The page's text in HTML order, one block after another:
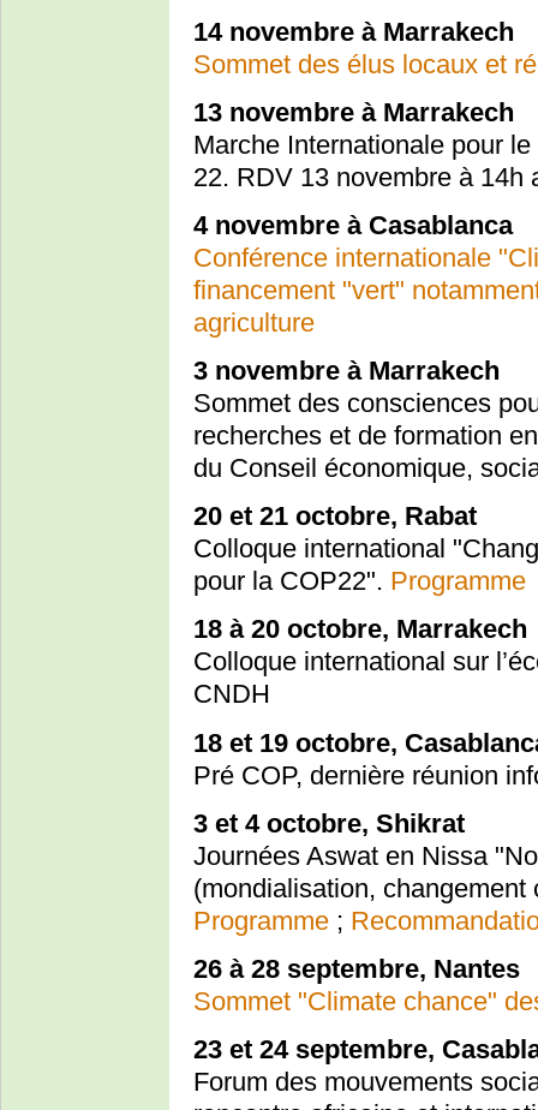
14 novembre à Marrakech
Sommet des élus locaux et
13 novembre à Marrakech
Marche Internationale pour
22. RDV 13 novembre à 14h
4 novembre à Casablanca
Conférence internationale
financement "vert"
agriculture
3 novembre à Marrakech
Sommet des consciences
recherches et de formation
du Conseil économique,
20 et 21 octobre, Rabat
Colloque international
pour la COP22". Programme
18 à 20 octobre, Marrakech
Colloque international sur
CNDH
18 et 19 octobre,
Pré COP, dernière réunion
3 et 4 octobre, Shikrat
Journées Aswat en Nissa
(mondialisation,
Programme ;
26 à 28 septembre, Nantes
Sommet "Climate chance"
23 et 24 septembre,
Forum des mouvements